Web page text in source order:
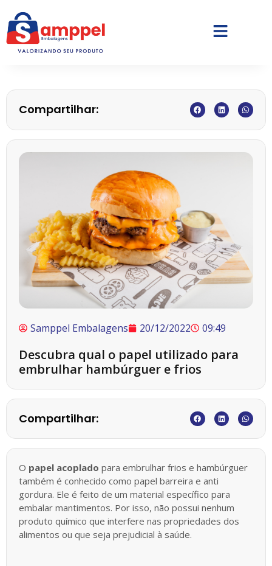
Compartilhar:
Samppel Embalagens 20/12/2022 09:49
Descubra qual o papel utilizado para
embrulhar hambúrguer e frios
Compartilhar:
O papel acoplado para embrulhar frios e hambúrguer
também é conhecido como papel barreira e anti
gordura. Ele é feito de um material específico para
embalar mantimentos. Por isso, não possui nenhum
produto químico que interfere nas propriedades dos
alimentos ou que seja prejudicial à saúde.